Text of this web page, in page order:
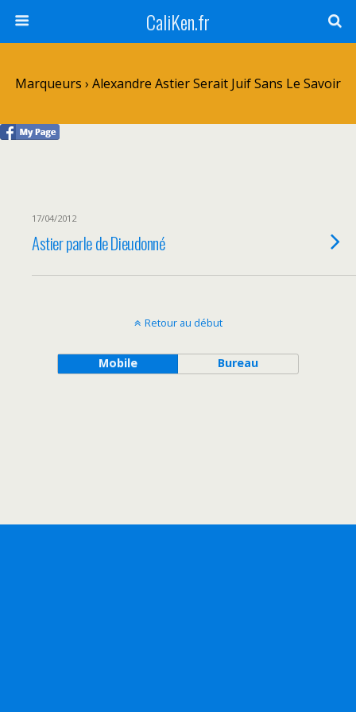
CaliKen.fr
Marqueurs › Alexandre Astier Serait Juif Sans Le Savoir
17/04/2012
Astier parle de Dieudonné
Retour au début
Mobile Bureau